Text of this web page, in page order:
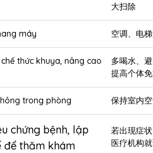
大扫除
máy 空调、电
thức khuya, nâng cao
多喝水、
提高个体
trong phòng 保持室内
chứng bệnh, lập
để thăm khám
若出现症
医疗机构